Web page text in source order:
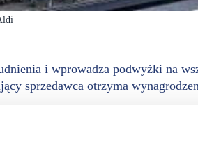
i wprowadza podwyżki na
sprzedawca otrzyma
wysokości nawet 5660 zł brutto.